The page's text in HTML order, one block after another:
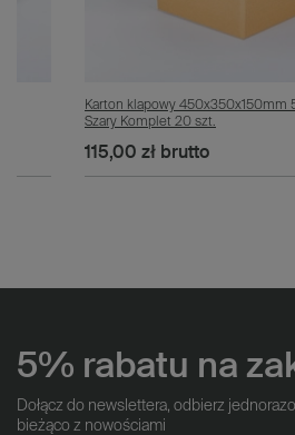
Karton klapowy 450x350x150mm
Szary Komplet 20 szt.
115,00 złbrutto
5% rabatu na
Dołącz do newslettera, odbierz
bieżąco z nowościami